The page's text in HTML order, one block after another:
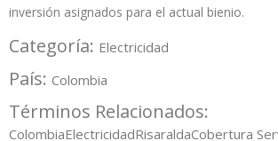
inversión asignados para el actual bienio.
Categoría: Electricidad
País: Colombia
Términos Relacionados:
ColombiaElectricidadRisaraldaCobertura